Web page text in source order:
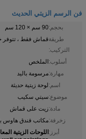
فن الرسم الزيتي الحديث
بحجم:90 سم × 120 سم
طريقة
التركيب:
قماش فقط ، تتوفر
أسلوب:الملخص
مهارة:مرسومة باليد
اسم:لوحة زيتية حديثة
موضوع:سيتي سكيب
مادة:زيت على قماش
زخرفة:مكاتب فندق هاوس
أبرز:اللوحات الزيتية